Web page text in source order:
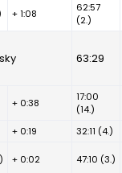
+ 1:08
62:57
(2.)
63:29
+ 0:38
17:00
(14.)
+ 0:19
32:11 (4.)
+ 0:02 47:10 (3.)